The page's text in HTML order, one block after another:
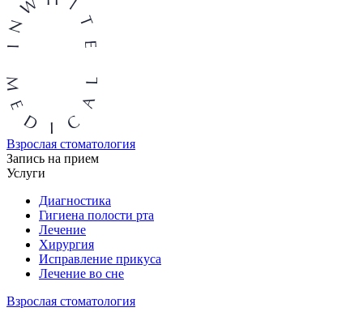
Взрослая стоматология
Запись на прием
Услуги
Диагностика
Гигиена полости рта
Лечение
Хирургия
Исправление прикуса
Лечение во сне
Взрослая стоматология